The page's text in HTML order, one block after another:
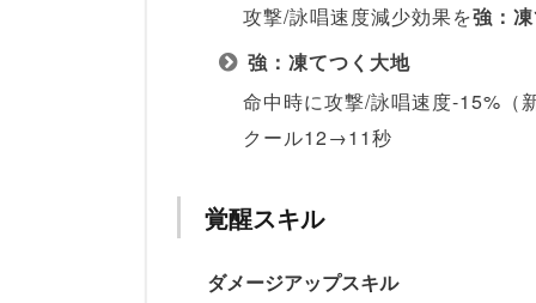
攻撃/詠唱速度減少効果を強：
強：凍てつく大地
命中時に攻撃/詠唱速度-15%（新
クール12→11秒
覚醒スキル
ダメージアップスキル